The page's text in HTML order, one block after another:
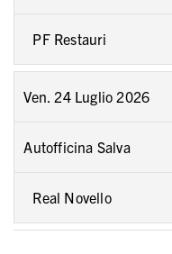
PF Restauri
Ven. 24 Luglio 2026
Autofficina Salva
Real Novello